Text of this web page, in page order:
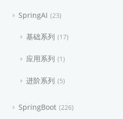
SpringAI 23
基础系列 17
应用系列 1
进阶系列 5
SpringBoot 226